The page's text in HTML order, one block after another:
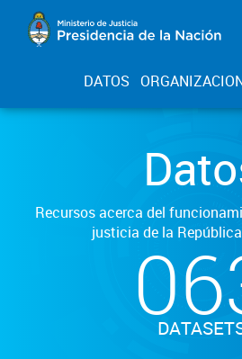
DATOS
Recursos acerca del
justicia de la